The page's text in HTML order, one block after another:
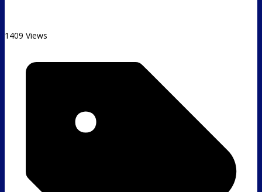
1409 Views